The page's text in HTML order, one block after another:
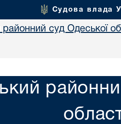
Судова влада
районний суд Одеської